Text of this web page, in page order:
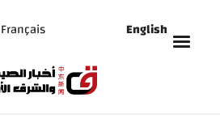
English
Français